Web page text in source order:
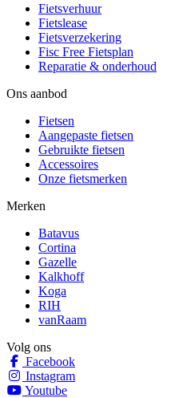
Fietsverhuur
Fietslease
Fietsverzekering
Fisc Free Fietsplan
Reparatie & onderhoud
Ons aanbod
Fietsen
Aangepaste fietsen
Gebruikte fietsen
Accessoires
Onze fietsmerken
Merken
Batavus
Cortina
Gazelle
Kalkhoff
Koga
RIH
vanRaam
Volg ons
Facebook
Instagram
Youtube